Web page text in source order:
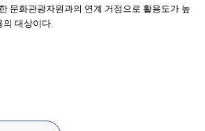
문화관광자원과의 연계 거점으로 활용도가 높
대상이다.